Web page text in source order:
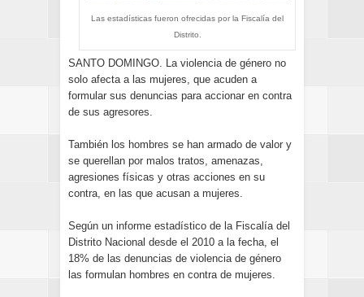
Las estadísticas fueron ofrecidas por la Fiscalía del
Distrito.
SANTO DOMINGO. La violencia de género no
solo afecta a las mujeres, que acuden a
formular sus denuncias para accionar en contra
de sus agresores.
También los hombres se han armado de valor y
se querellan por malos tratos, amenazas,
agresiones físicas y otras acciones en su
contra, en las que acusan a mujeres.
Según un informe estadístico de la Fiscalía del
Distrito Nacional desde el 2010 a la fecha, el
18% de las denuncias de violencia de género
las formulan hombres en contra de mujeres.